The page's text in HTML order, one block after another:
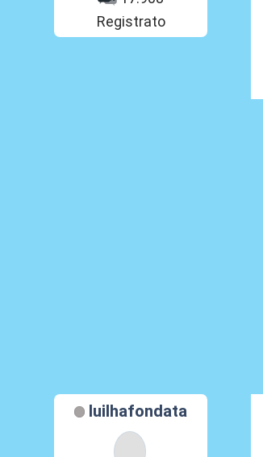
Registrato
luilhafondata